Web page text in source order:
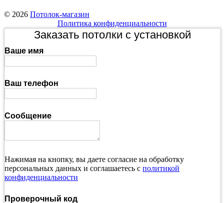
© 2026 Потолок-магазин
Политика конфиденциальности
Заказать потолки с установкой
Ваше имя
Ваш телефон
Сообщение
Нажимая на кнопку, вы даете согласие на обработку
персональных данных и соглашаетесь с политикой
конфиденциальности
Проверочный код